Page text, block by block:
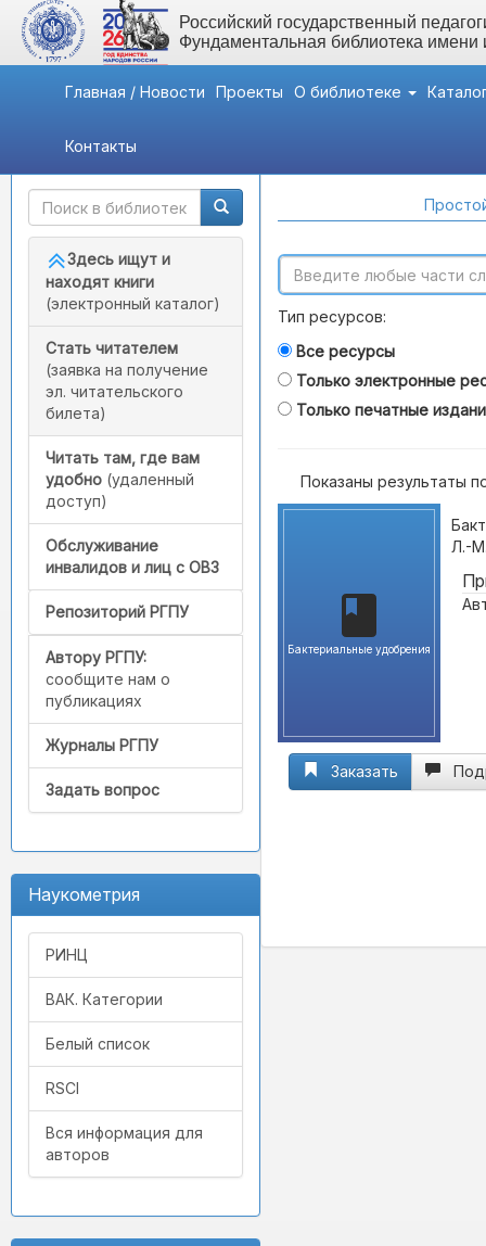
Российский государственный
Фундаментальная библиотека
Главная / Новости Проекты О библиотеке
Контакты
Быстрый доступ
Здесь ищут и
находят книги
(электронный каталог)
Стать читателем
(заявка на получение
эл. читательского
билета)
Читать там, где вам
удобно (удаленный
доступ)
Обслуживание
инвалидов и лиц с ОВЗ
Репозиторий РГПУ
Автору РГПУ:
сообщите нам о
публикациях
Журналы РГПУ
Задать вопрос
Наукометрия
РИНЦ
ВАК. Категории
Белый список
RSCI
Вся информация для
авторов
Тип ресурсов:
Все ресурсы
Только электронные
Только печатные
Показаны результаты
Бактериальные удобрения
Л.-
Заказать